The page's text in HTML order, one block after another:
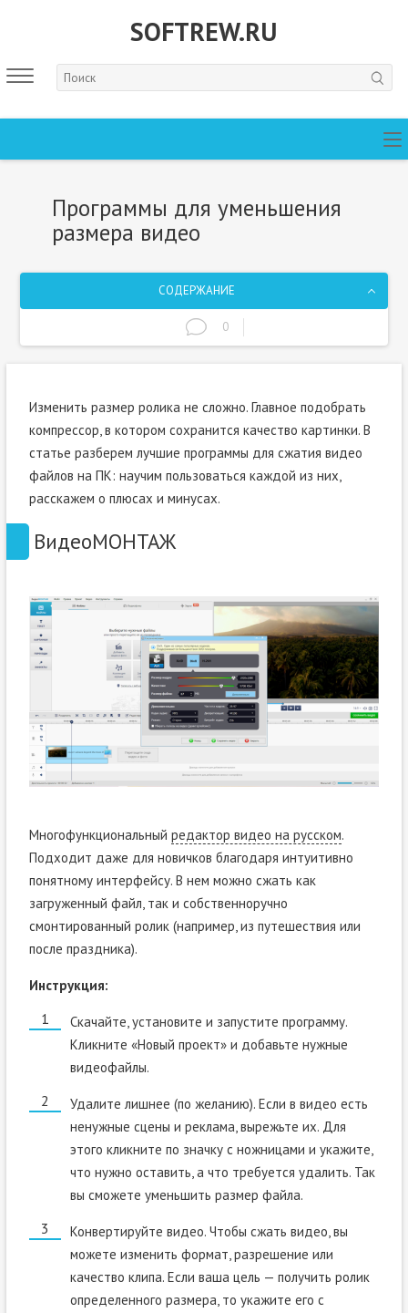
SOFTREW.RU
Программы для уменьшения
размера видео
СОДЕРЖАНИЕ
0
Изменить размер ролика не сложно. Главное подобрать
компрессор, в котором сохранится качество картинки. В
статье разберем лучшие программы для сжатия видео
файлов на ПК: научим пользоваться каждой из них,
расскажем о плюсах и минусах.
ВидеоМОНТАЖ
Многофункциональный редактор видео на русском.
Подходит даже для новичков благодаря интуитивно
понятному интерфейсу. В нем можно сжать как
загруженный файл, так и собственноручно
смонтированный ролик (например, из путешествия или
после праздника).
Инструкция:
Скачайте, установите и запустите программу.
Кликните «Новый проект» и добавьте нужные
видеофайлы.
Удалите лишнее (по желанию). Если в видео есть
ненужные сцены и реклама, вырежьте их. Для
этого кликните по значку с ножницами и укажите,
что нужно оставить, а что требуется удалить. Так
вы сможете уменьшить размер файла.
Конвертируйте видео. Чтобы сжать видео, вы
можете изменить формат, разрешение или
качество клипа. Если ваша цель — получить ролик
определенного размера, то укажите его с